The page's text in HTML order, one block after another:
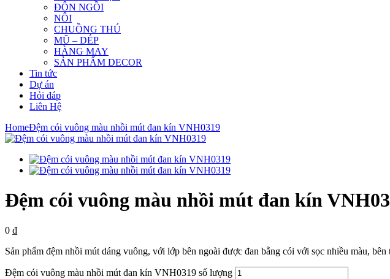
ĐÔN NGỒI
NÔI
CHUỒNG THÚ
MŨ – DÉP
HÀNG MAY
SẢN PHẨM DECOR
Tin tức
Dự án
Hỏi đáp
Liên Hệ
HomeĐệm cói vuông màu nhồi mút đan kín VNH0319
Đệm cói vuông màu nhồi mút đan kín
0 ₫
Sản phẩm đệm nhồi mút dáng vuông, với lớp bên ngoài được đan bằng cói với sọc nhiều màu,
Đệm cói vuông màu nhồi mút đan kín VNH0319 số lượng